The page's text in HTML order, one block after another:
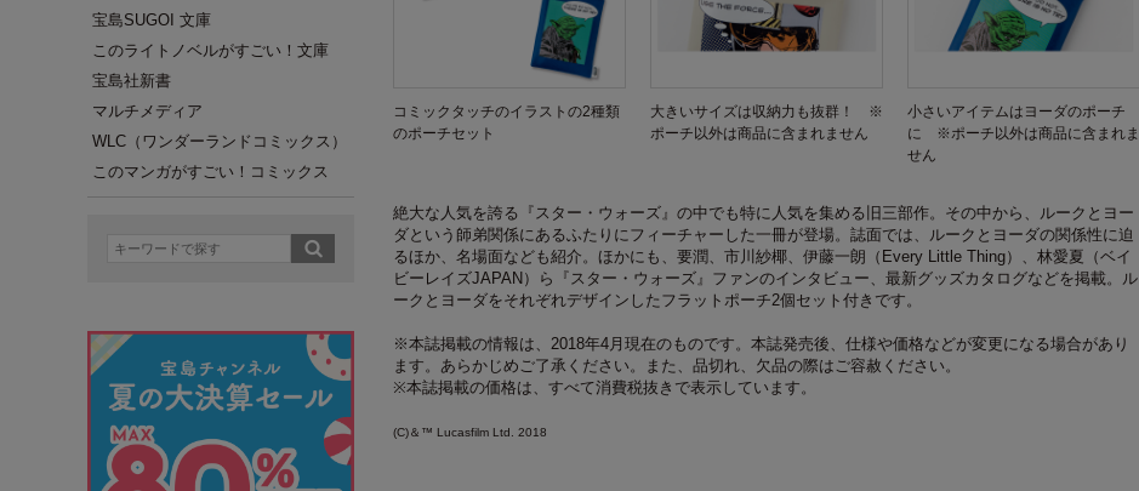
宝島SUGOI 文庫
このライトノベルがすごい！文庫
宝島社新書
マルチメディア
WLC（ワンダーランドコミックス）
このマンガがすごい！コミックス
コミックタッチのイラストの2種類
のポーチセット
大きいサイズは収納力も抜群！ ※
ポーチ以外は商品に含まれません
小さいアイテムはヨーダのポーチ
に ※ポーチ以外は商品に含まれま
せん
絶大な人気を誇る『スター・ウォーズ』の中でも特に人気を集める旧三部作。その中から、ルークとヨー
ダという師弟関係にあるふたりにフィーチャーした一冊が登場。誌面では、ルークとヨーダの関係性に迫
るほか、名場面なども紹介。ほかにも、要潤、市川紗椰、伊藤一朗（Every Little Thing）、林愛夏（ベイ
ビーレイズJAPAN）ら『スター・ウォーズ』ファンのインタビュー、最新グッズカタログなどを掲載。ル
ークとヨーダをそれぞれデザインしたフラットポーチ2個セット付きです。
※本誌掲載の情報は、2018年4月現在のものです。本誌発売後、仕様や価格などが変更になる場合があり
ます。あらかじめご了承ください。また、品切れ、欠品の際はご容赦ください。
※本誌掲載の価格は、すべて消費税抜きで表示しています。
(C)＆™ Lucasfilm Ltd. 2018